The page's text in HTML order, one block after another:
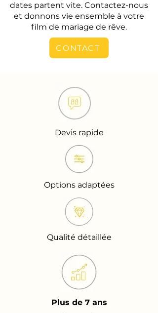
dates partent vite. Contactez-nous
et donnons vie ensemble à votre
film de mariage de rêve.
CONTACT
Devis rapide
Options adaptées
Qualité détaillée
Plus de 7 ans